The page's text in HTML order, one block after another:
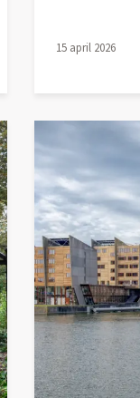
15 april 2026
meer
over